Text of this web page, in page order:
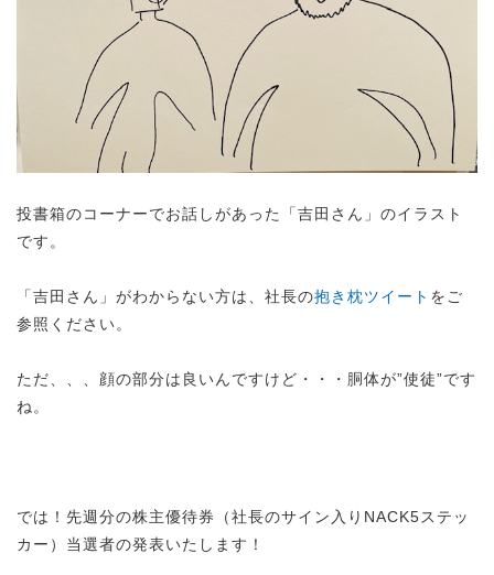
投書箱のコーナーでお話しがあった「吉田さん」のイラスト
です。
「吉田さん」がわからない方は、社長の抱き枕ツイート をご
参照ください。
ただ、、、顔の部分は良いんですけど・・・胴体が”使徒”です
ね。
では！先週分の株主優待券（社長のサイン入りNACK5ステッ
カー）当選者の発表いたします！